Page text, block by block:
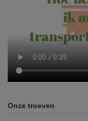
Onze troeven